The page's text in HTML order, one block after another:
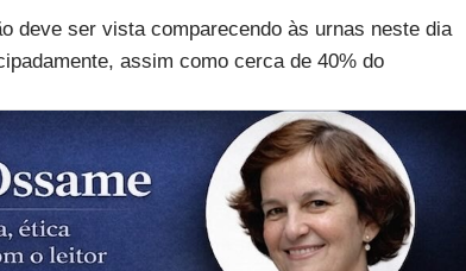
deve ser vista comparecendo às urnas neste dia
assim como cerca de 40% do